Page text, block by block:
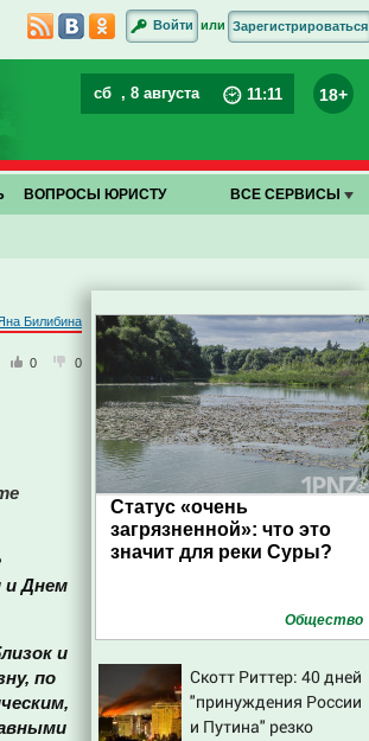
Войти или Зарегистрироваться
сб , 8 августа 11:11 18+
ВОПРОСЫ ЮРИСТУ ВСЕ СЕРВИСЫ
Билибина
0 0
и Днем
и
по
Статус «очень
загрязненной»: что это
значит для реки Суры?
Общество
Скотт Риттер: 40 дней
"принуждения России
и Путина" резко